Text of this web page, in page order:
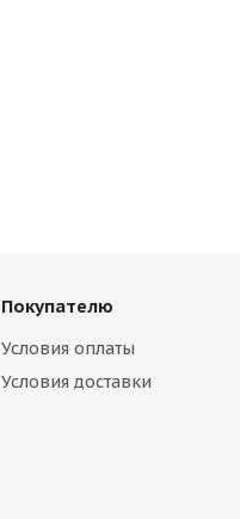
Покупателю
Условия оплаты
Условия доставки